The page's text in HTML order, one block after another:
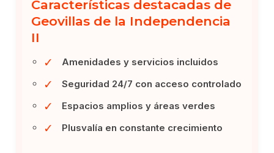
Características destacadas de
Geovillas de la Independencia
II
✓ Amenidades y servicios incluidos
✓ Seguridad 24/7 con acceso controlado
✓ Espacios amplios y áreas verdes
✓ Plusvalía en constante crecimiento